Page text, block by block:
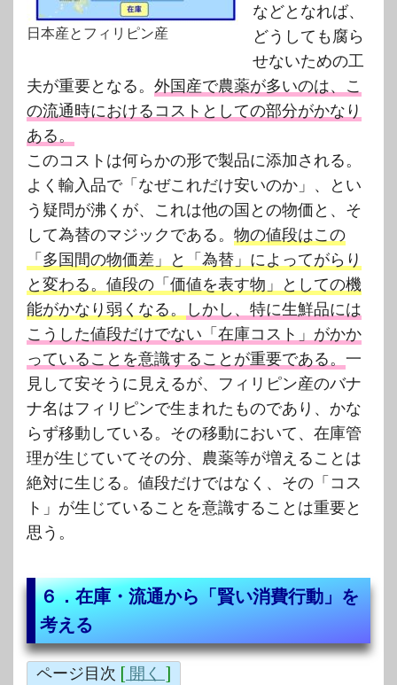
日本産とフィリピン産
などとなれば、
どうしても腐ら
せないための工
夫が重要となる。 外国産で農薬が多いのは、こ
の流通時におけるコストとしての部分がかなり
ある。
このコストは何らかの形で製品に添加される。
よく輸入品で「なぜこれだけ安いのか」、とい
う疑問が沸くが、これは他の国との物価と、そ
して為替のマジックである。 物の値段はこの
「多国間の物価差」と「為替」によってがらり
と変わる。値段の「価値を表す物」としての機
能がかなり弱くなる。
しかし、特に生鮮品には
こうした値段だけでない「在庫コスト」がかか
っていることを意識することが重要である。 一
見して安そうに見えるが、フィリピン産のバナ
ナ名はフィリピンで生まれたものであり、かな
らず移動している。その移動において、在庫管
理が生じていてその分、農薬等が増えることは
絶対に生じる。値段だけではなく、その「コス
ト」が生じていることを意識することは重要と
思う。
６．在庫・流通から「賢い消費行動」を
考える
ページ目次 [ 開く ]